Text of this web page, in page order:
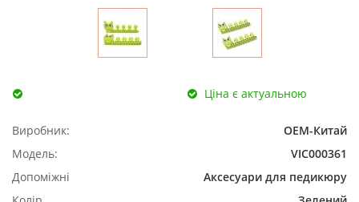
Ціна є актуальною
Виробник:
ОЕМ-Китай
Модель:
VIC000361
Допоміжні
Аксесуари для педикюру